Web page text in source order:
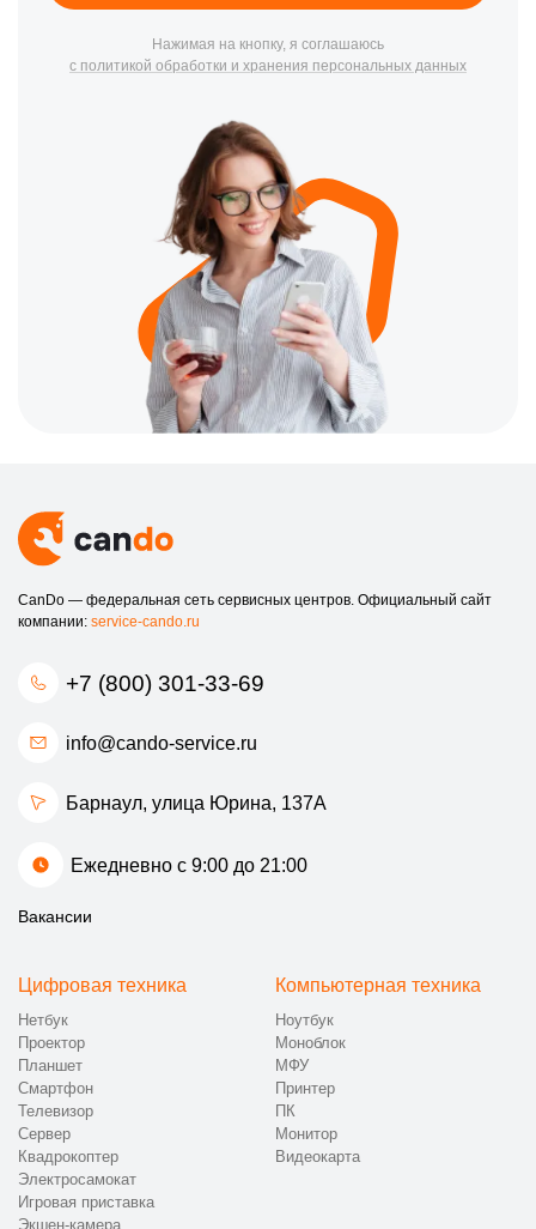
Нажимая на кнопку, я соглашаюсь
с политикой обработки и хранения персональных данных
CanDo — федеральная сеть сервисных центров. Официальный сайт
компании: service-cando.ru
+7 (800) 301-33-69
info@cando-service.ru
Барнаул, улица Юрина, 137А
Ежедневно с 9:00 до 21:00
Вакансии
Цифровая техника
Нетбук
Проектор
Планшет
Смартфон
Телевизор
Сервер
Квадрокоптер
Электросамокат
Игровая приставка
Экшен-камера
Компьютерная техника
Ноутбук
Моноблок
МФУ
Принтер
ПК
Монитор
Видеокарта